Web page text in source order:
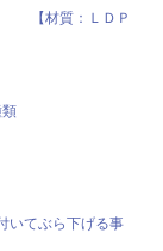
ＬＤＰ
いてぶら下げる事